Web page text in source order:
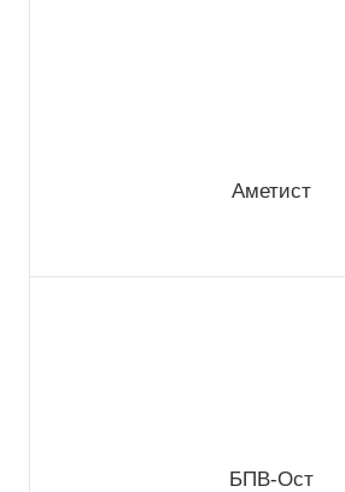
Аметист
БПВ-Ост